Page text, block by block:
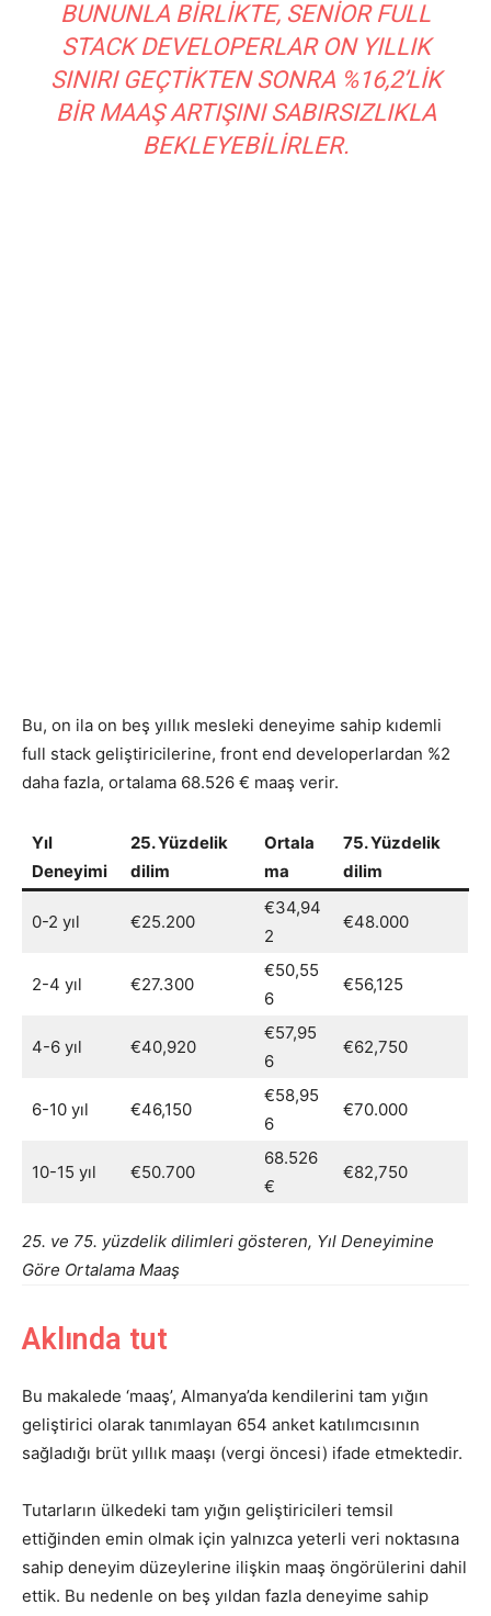
BUNUNLA BIRLIKTE, SENIOR FULL
STACK DEVELOPERLAR ON YILLIK
SINIRI GEÇTIKTEN SONRA %16,2’LIK
BIR MAAŞ ARTIŞINI SABIRSIZLIKLA
BEKLEYEBILIRLER.
Bu, on ila on beş yıllık mesleki deneyime sahip kıdemli
full stack geliştiricilerine, front end developerlardan %2
daha fazla, ortalama 68.526 € maaş verir.
Yıl
Deneyimi
25. Yüzdelik
dilim
Ortala
ma
75. Yüzdelik
dilim
0-2 yıl €25.200
€34,94
2
€48.000
2-4 yıl €27.300
€50,55
6
€56,125
4-6 yıl €40,920
€57,95
6
€62,750
6-10 yıl €46,150
€58,95
6
€70.000
10-15 yıl €50.700
68.526
€
€82,750
25. ve 75. yüzdelik dilimleri gösteren, Yıl Deneyimine
Göre Ortalama Maaş
Aklında tut
Bu makalede ‘maaş’, Almanya’da kendilerini tam yığın
geliştirici olarak tanımlayan 654 anket katılımcısının
sağladığı brüt yıllık maaşı (vergi öncesi) ifade etmektedir.
Tutarların ülkedeki tam yığın geliştiricileri temsil
ettiğinden emin olmak için yalnızca yeterli veri noktasına
sahip deneyim düzeylerine ilişkin maaş öngörülerini dahil
ettik. Bu nedenle on beş yıldan fazla deneyime sahip